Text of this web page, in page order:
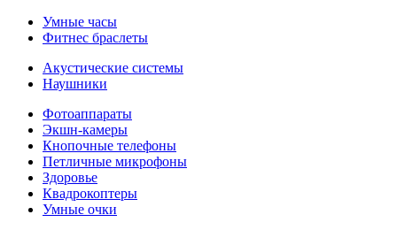
Умные часы
Фитнес браслеты
Акустические системы
Наушники
Фотоаппараты
Экшн-камеры
Кнопочные телефоны
Петличные микрофоны
Здоровье
Квадрокоптеры
Умные очки